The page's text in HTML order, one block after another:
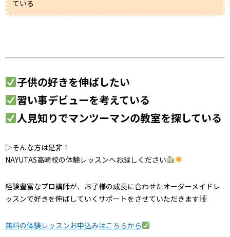
ている
子供の好きを伸ばしたい
習い事デビューを考えている
人見知りでマンツーマンの教室を探している
▷そんな方は是非！
NAYUTAS高崎校の体験レッスンへお越しください
経験豊富なプロ講師が、お子様の成長に合わせたオーダーメイドレ
ッスンで好きを伸ばしていくサポートをさせていただきます
無料の体験レッスンお申込みはこちらから